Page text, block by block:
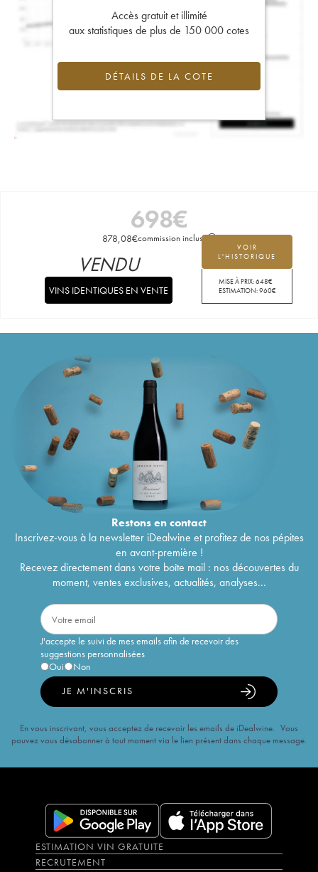
Accès gratuit et illimité
aux statistiques de plus de 150 000 cotes
DÉTAILS DE LA COTE
698€
878,08€commission incluse
VOIR
L'HISTORIQUE
MISE À PRIX:648€
ESTIMATION:960€
VENDU
VINS IDENTIQUES EN VENTE
Restons encontact
Inscrivez-vous à la newsletter iDealwine et profitez de nos pépites
en avant-première !
Recevez directement dans votre boîte mail : nos découvertes du
moment, ventes exclusives, actualités, analyses...
J'accepte le suivi de mes emails afin de recevoir des
suggestions personnalisées
Oui
Non
JE M'INSCRIS
En vous inscrivant, vous acceptez de recevoir les emails de iDealwine. Vous
pouvez vous désabonner à tout moment via le lien présent dans chaque message.
ESTIMATION VIN GRATUITE
RECRUTEMENT